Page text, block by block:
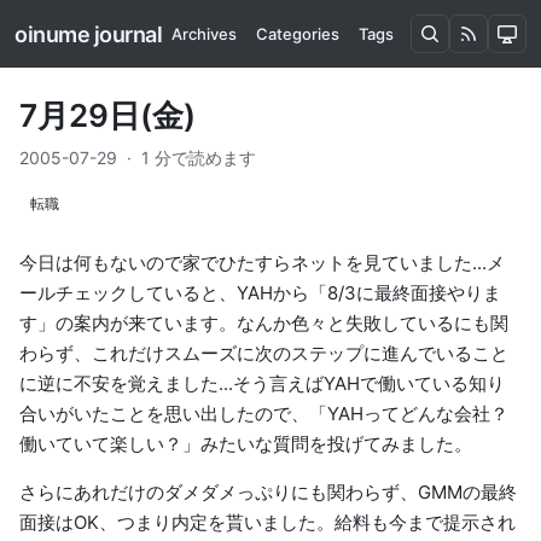
oinume journal Archives Categories Tags
7月29日(金)
2005-07-29 · 1 分で読めます
転職
今日は何もないので家でひたすらネットを見ていました...メ
ールチェックしていると、YAHから「8/3に最終面接やりま
す」の案内が来ています。なんか色々と失敗しているにも関
わらず、これだけスムーズに次のステップに進んでいること
に逆に不安を覚えました...そう言えばYAHで働いている知り
合いがいたことを思い出したので、「YAHってどんな会社？
働いていて楽しい？」みたいな質問を投げてみました。
さらにあれだけのダメダメっぷりにも関わらず、GMMの最終
面接はOK、つまり内定を貰いました。給料も今まで提示され